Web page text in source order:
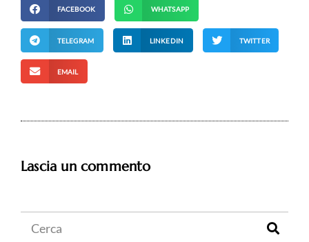
FACEBOOK WHATSAPP
TELEGRAM LINKEDIN TWITTER
EMAIL
Lascia un commento